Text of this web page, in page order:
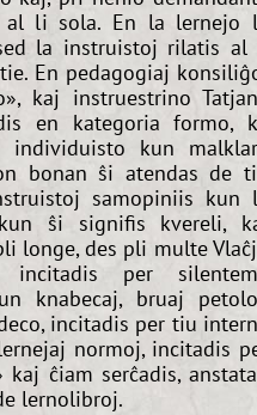
al li sola. En la lernejo
la instruistoj rilatis al
En pedagogiaj
kaj instruestrino
en kategoria formo,
individuisto kun
bonan ŝi atendas de
samopiniis kun
ŝi signifis kvereli,
longe, des pli multe
incitadis per
knabecaj, bruaj
incitadis per tiu
normoj, incitadis
ĉiam serĉadis,
lernolibroj.